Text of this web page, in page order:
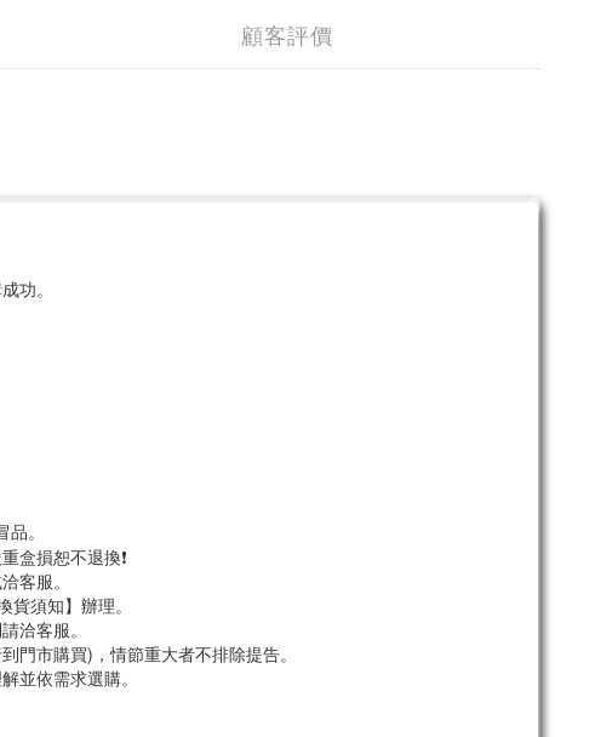
顧客評價
功。
。
盒損恕不退換❗
客服。
須知】辦理。
洽客服。
門市購買)，情節重大者不排除提告。
並依需求選購。